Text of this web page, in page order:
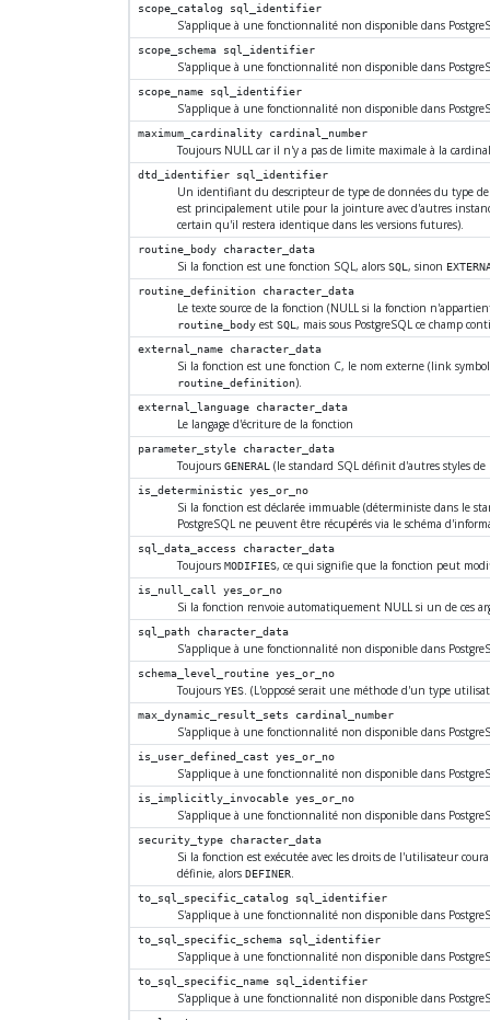
scope_catalog sql_identifier
S'applique à une fonctionnalité non disponible dans
scope_schema sql_identifier
S'applique à une fonctionnalité non disponible dans
scope_name sql_identifier
S'applique à une fonctionnalité non disponible dans
maximum_cardinality cardinal_number
Toujours NULL car il n'y a pas de limite maximale à la
dtd_identifier sql_identifier
Un identifiant du descripteur de type de données du type
est principalement utile pour la jointure avec d'autres
certain qu'il restera identique dans les versions futures).
routine_body character_data
Si la fonction est une fonction SQL, alors SQL, sinon
routine_definition
character_data
Le texte source de la fonction (NULL si la fonction
routine_bodyest SQL, mais sous PostgreSQLce champ
external_name character_data
Si la fonction est une fonction C, le nom externe (link
routine_definition).
external_language character_data
Le langage d'écriture de la fonction
parameter_style character_data
Toujours GENERAL(le standard SQL définit d'autres styles
is_deterministic yes_or_no
Si la fonction est déclarée immuable (déterministe dans le
PostgreSQLne peuvent être récupérés via le schéma
sql_data_access character_data
Toujours MODIFIES, ce qui signifie que la fonction peut
is_null_call yes_or_no
Si la fonction renvoie automatiquement NULL si un de ces
sql_path character_data
S'applique à une fonctionnalité non disponible dans
schema_level_routine yes_or_no
Toujours YES. (L'opposé serait une méthode d'un type
max_dynamic_result_sets cardinal_number
S'applique à une fonctionnalité non disponible dans
is_user_defined_cast yes_or_no
S'applique à une fonctionnalité non disponible dans
is_implicitly_invocable yes_or_no
S'applique à une fonctionnalité non disponible dans
security_type character_data
Si la fonction est exécutée avec les droits de l'utilisateur
définie, alors DEFINER.
to_sql_specific_catalog sql_identifier
S'applique à une fonctionnalité non disponible dans
to_sql_specific_schema sql_identifier
S'applique à une fonctionnalité non disponible dans
to_sql_specific_name sql_identifier
S'applique à une fonctionnalité non disponible dans